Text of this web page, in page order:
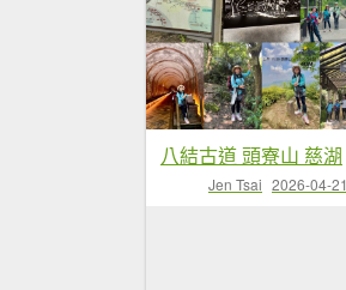
八結古道 頭寮山 慈湖
Jen Tsai 2026-04-21